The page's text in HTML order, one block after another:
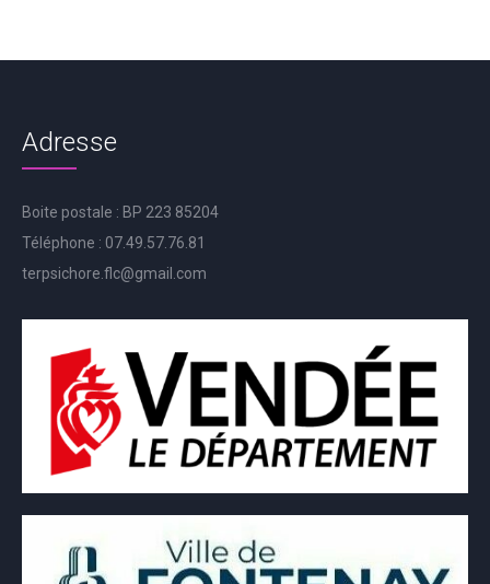
Adresse
Boite postale : BP 223 85204
Téléphone : 07.49.57.76.81
terpsichore.flc@gmail.com